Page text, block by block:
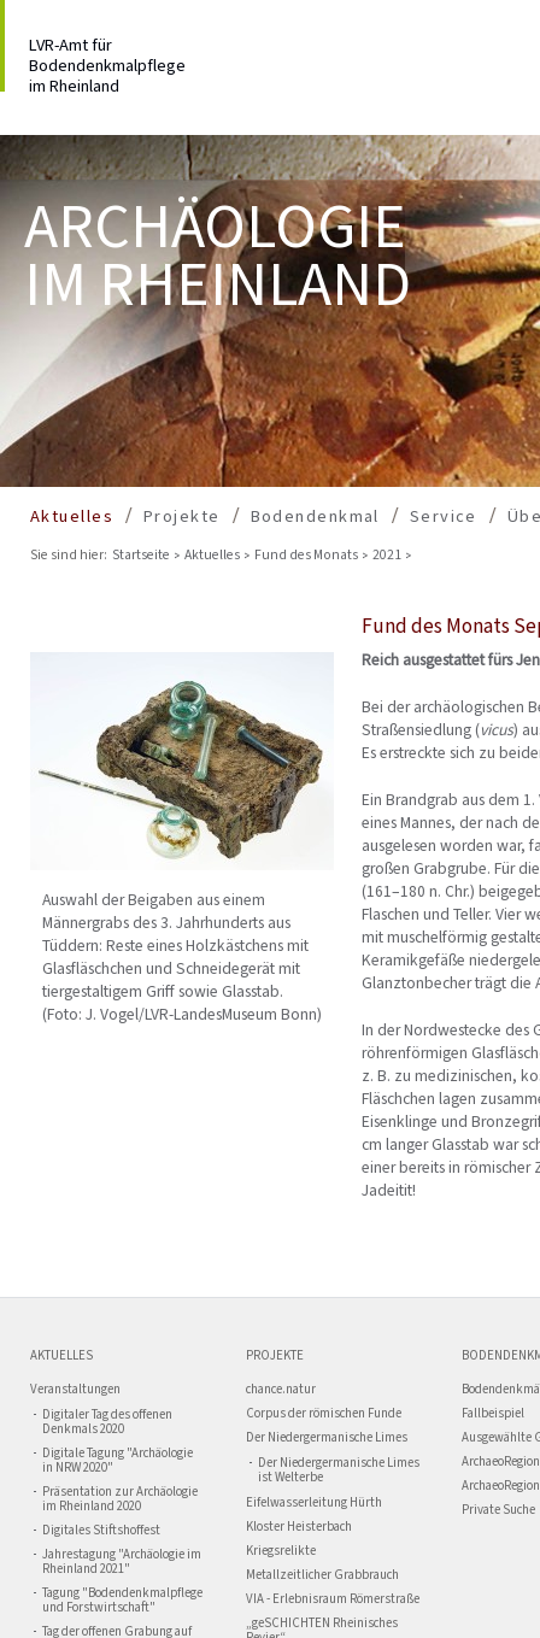
LVR-Amt für
Bodendenkmalpflege
im Rheinland
ARCHÄOLOGIE
IM RHEINLAND
Aktuelles Projekte Bodendenkmal Service
Sie sind hier: Startseite Aktuelles Fund des Monats 2021
Fund des Monats
Auswahl der Beigaben aus einem
Männergrabs des 3. Jahrhunderts aus
Tüddern: Reste eines Holzkästchens mit
Glasfläschchen und Schneidegerät mit
tiergestaltigem Griff sowie Glasstab.
(Foto: J. Vogel/LVR-LandesMuseum Bonn)
Reich ausgestattet fürs
Bei der archäologischen
Straßensiedlung (vicus)
Es erstreckte sich zu
Ein Brandgrab aus dem
eines Mannes, der nach
ausgelesen worden war,
großen Grabgrube. Für
(161–180 n. Chr.)
Flaschen und Teller. Vier
mit muschelförmig
Keramikgefäße
Glanztonbecher trägt die
In der Nordwestecke des
röhrenförmigen
z. B. zu medizinischen,
Fläschchen lagen
Eisenklinge und
cm langer Glasstab war
einer bereits in römischer
Jadeitit!
AKTUELLES
Veranstaltungen
Digitaler Tag des offenen
Denkmals 2020
Digitale Tagung "Archäologie
in NRW 2020"
Präsentation zur Archäologie
im Rheinland 2020
Digitales Stiftshoffest
Jahrestagung "Archäologie im
Rheinland 2021"
Tagung "Bodendenkmalpflege
und Forstwirtschaft"
Tag der offenen Grabung auf
PROJEKTE
chance.natur
Corpus der römischen Funde
Der Niedergermanische Limes
Der Niedergermanische Limes
ist Welterbe
Eifelwasserleitung Hürth
Kloster Heisterbach
Kriegsrelikte
Metallzeitlicher Grabbrauch
VIA - Erlebnisraum Römerstraße
„geSCHICHTEN Rheinisches
Fallbeispiel
Ausgewählte
Private Suche